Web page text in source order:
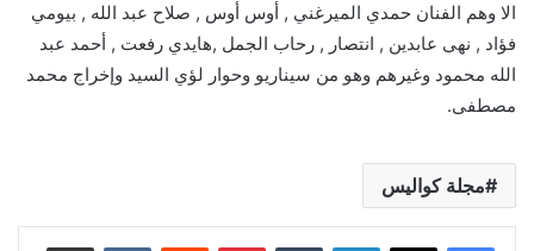
الا وهم الفنان حمدي الميرغني , أوس أوس , صلاح عبد الله , بيومي
فؤاد , نهى عابدين , انتصار , رحاب الجمل ,هايدي رفعت , أحمد عبد
الله محمود وغيرهم وهو من سيناريو وحوار لؤي السيد وإخراج محمد
مصطفى.
مجلة كواليس
لينكدإن بينتيريست مشاركة عبر البريد